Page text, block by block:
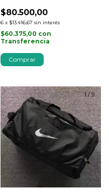
$80.500,00
6 x $13.416,67 sin interés
$60.375,00 con
Transferencia
Comprar
1/9